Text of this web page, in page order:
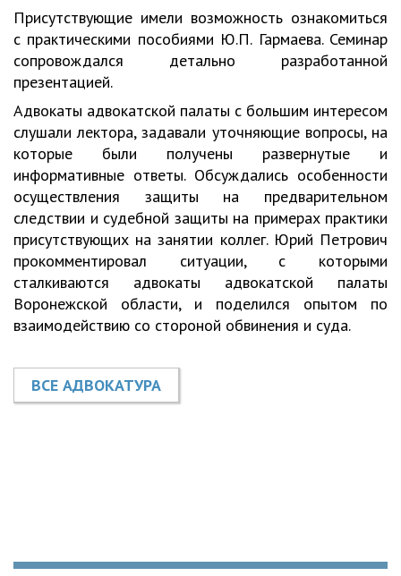
Присутствующие имели возможность ознакомиться
с практическими пособиями Ю.П. Гармаева. Семинар
сопровождался детально разработанной
презентацией.
Адвокаты адвокатской палаты с большим интересом
слушали лектора, задавали уточняющие вопросы, на
которые были получены развернутые и
информативные ответы. Обсуждались особенности
осуществления защиты на предварительном
следствии и судебной защиты на примерах практики
присутствующих на занятии коллег. Юрий Петрович
прокомментировал ситуации, с которыми
сталкиваются адвокаты адвокатской палаты
Воронежской области, и поделился опытом по
взаимодействию со стороной обвинения и суда.
ВСЕ АДВОКАТУРА